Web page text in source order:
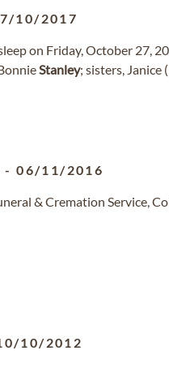
10/2017
on Friday, October 27,
Stanley; sisters, Janice
-06/11/2016
& Cremation Service,
10/2012